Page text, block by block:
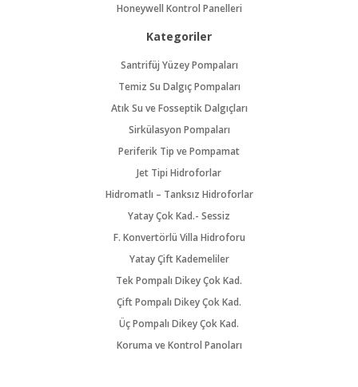
Honeywell Kontrol Panelleri
Kategoriler
Santrifüj Yüzey Pompaları
Temiz Su Dalgıç Pompaları
Atık Su ve Fosseptik Dalgıçları
Sirkülasyon Pompaları
Periferik Tip ve Pompamat
Jet Tipi Hidroforlar
Hidromatlı – Tanksız Hidroforlar
Yatay Çok Kad.- Sessiz
F. Konvertörlü Villa Hidroforu
Yatay Çift Kademeliler
Tek Pompalı Dikey Çok Kad.
Çift Pompalı Dikey Çok Kad.
Üç Pompalı Dikey Çok Kad.
Koruma ve Kontrol Panoları